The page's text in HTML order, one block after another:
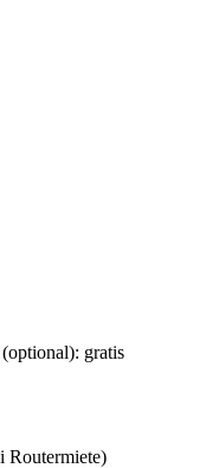
gratis
Routermiete)